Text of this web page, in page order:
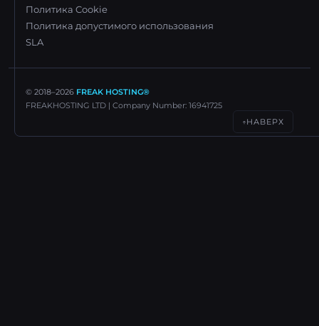
Политика Cookie
Политика допустимого использования
SLA
© 2018–2026 FREAK HOSTING®
FREAKHOSTING LTD | Company Number: 16941725
↑НАВЕРХ